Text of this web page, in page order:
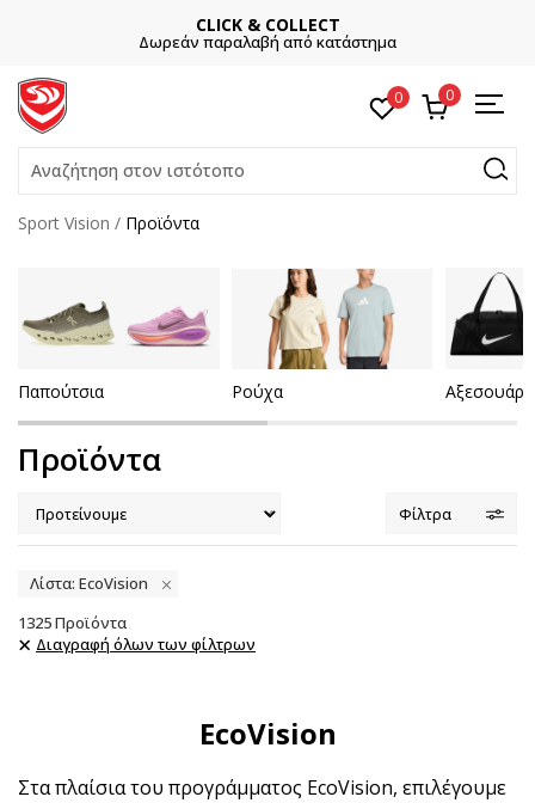
CLICK & COLLECT
Δωρεάν παραλαβή από κατάστημα
0 0
Αναζήτηση στον ιστότοπο
Sport Vision Προϊόντα
Παπούτσια Ρούχα Αξεσουάρ
Προϊόντα
Φίλτρα
Λίστα: EcoVision
1325Προϊόντα
Διαγραφή όλων των φίλτρων
EcoVision
Στα πλαίσια του προγράμματος EcoVision, επιλέγουμε